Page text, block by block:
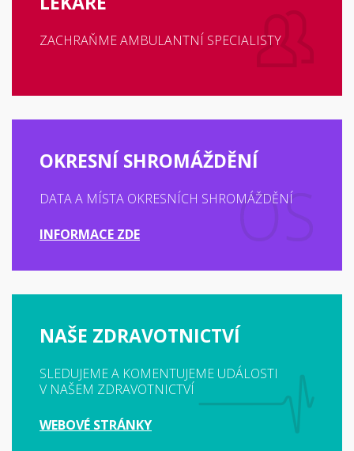
ZACHRAŇME AMBULANTNÍ SPECIALISTY
OKRESNÍ SHROMÁŽDĚNÍ
DATA A MÍSTA OKRESNÍCH SHROMÁŽDĚNÍ
INFORMACE ZDE
NAŠE ZDRAVOTNICTVÍ
SLEDUJEME A KOMENTUJEME UDÁLOSTI
V NAŠEM ZDRAVOTNICTVÍ
WEBOVÉ STRÁNKY